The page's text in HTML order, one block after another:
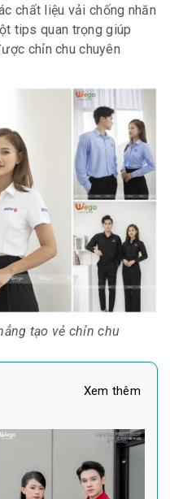
chất liệu vải chống nhăn
tips quan trọng giúp
chỉn chu chuyên
tạo vẻ chỉn chu
Xem thêm